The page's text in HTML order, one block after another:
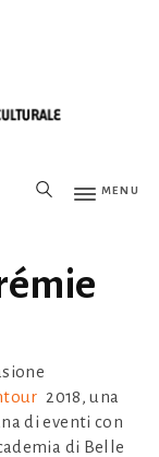
MENU
2018, una
di eventi con
di Belle